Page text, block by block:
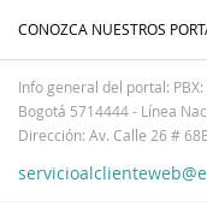
CONOZCA NUESTROS
Info general del portal:
Bogotá 5714444 - Línea
Dirección: Av. Calle 26 #